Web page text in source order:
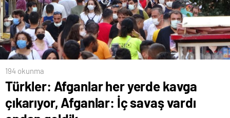
194 okunma
Türkler: Afganlar her yerde kavga
çıkarıyor, Afganlar: İç savaş vardı